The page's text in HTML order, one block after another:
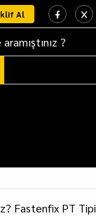
Al
Fastenfix PT Tipi